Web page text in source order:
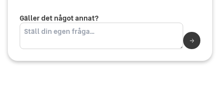
Gäller det något annat?